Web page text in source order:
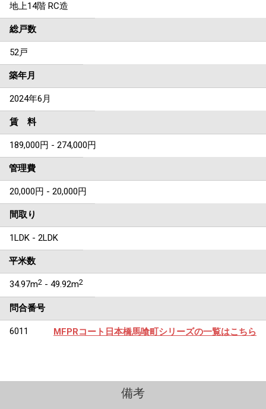
地上14階 RC造
総戸数
52戸
築年月
2024年6月
賃 料
189,000円 - 274,000円
管理費
20,000円 - 20,000円
間取り
1LDK - 2LDK
平米数
34.97m2 - 49.92m2
問合番号
6011 MFPRコート日本橋馬喰町シリーズの一覧はこちら
備考